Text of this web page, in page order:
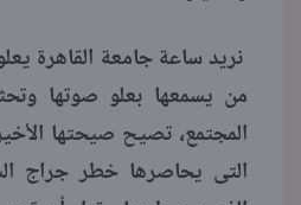
نريد ساعة جامعة القاهرة
من يسمعها بعلو صوتها
المجتمع، تصيح صيحتها
التى يحاصرها خطر جراج